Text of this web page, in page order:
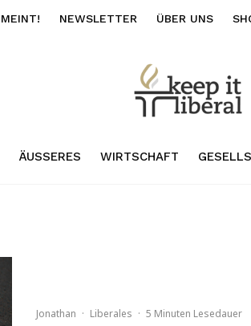
MEINT! NEWSLETTER ÜBER UNS
ÄUSSERES WIRTSCHAFT
Jonathan · Liberales · 5 Minuten Lesedauer